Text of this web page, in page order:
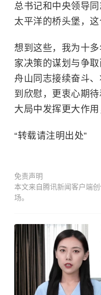
总书记和中央领导
太平洋的桥头堡，这
想到这些，我为十
家决策的谋划与争
舟山同志接续奋斗
到欣慰，更衷心期
大局中发挥更大作用
“转载请注明出处”
免责声明
本文来自腾讯新闻客户端
场。